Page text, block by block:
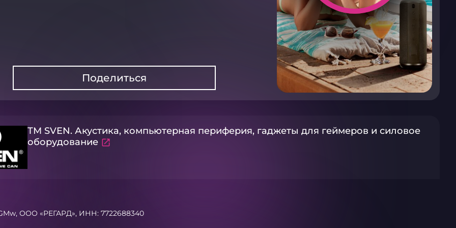
Поделиться
ТМ SVEN. Акустика, компьютерная периферия, гаджеты для геймеров и силовое
оборудование
ООО «РЕГАРД», ИНН: 7722688340